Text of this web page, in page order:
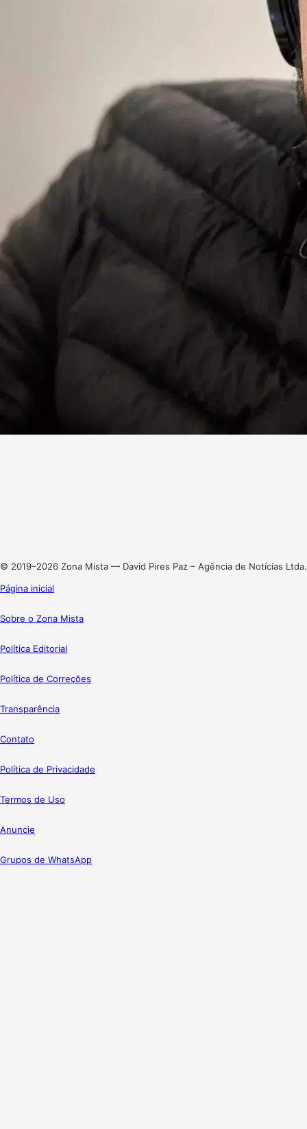
© 2019–2026 Zona Mista — David Pires Paz – Agência de Notícias Ltda.
Página inicial
Sobre o Zona Mista
Política Editorial
Política de Correções
Transparência
Contato
Política de Privacidade
Termos de Uso
Anuncie
Grupos de WhatsApp